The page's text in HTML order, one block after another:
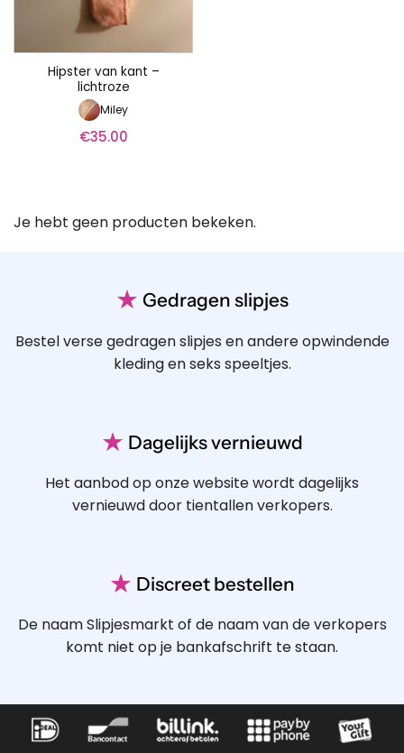
Hipster van kant –
lichtroze
Miley
€35.00
Je hebt geen producten bekeken.
★ Gedragen slipjes
Bestel verse gedragen slipjes en andere opwindende
kleding en seks speeltjes.
★ Dagelijks vernieuwd
Het aanbod op onze website wordt dagelijks
vernieuwd door tientallen verkopers.
★ Discreet bestellen
De naam Slipjesmarkt of de naam van de verkopers
komt niet op je bankafschrift te staan.